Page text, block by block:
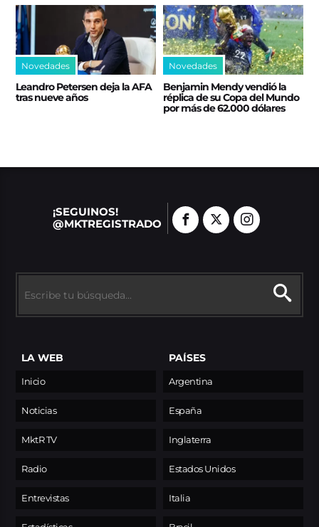
Novedades
Leandro Petersen deja la AFA
tras nueve años
Novedades
Benjamin Mendy vendió la
réplica de su Copa del Mundo
por más de 62.000 dólares
¡SEGUINOS!
@MKTREGISTRADO
LA WEB
Inicio
Noticias
MktR TV
Radio
Entrevistas
PAÍSES
Argentina
España
Inglaterra
Estados Unidos
Italia